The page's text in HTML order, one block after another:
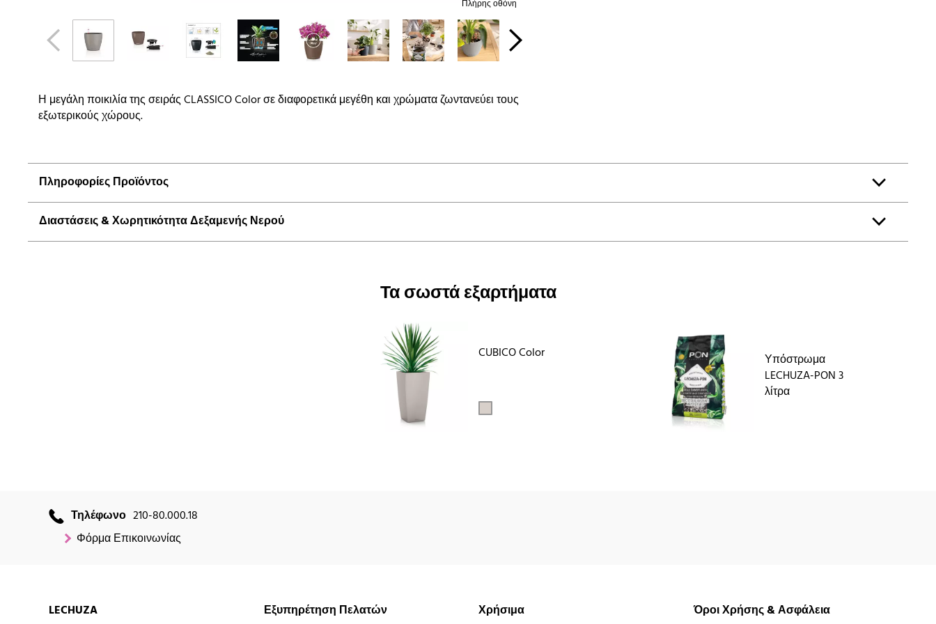
Πλήρης οθόνη
Η μεγάλη ποικιλία της σειράς CLASSICO Color σε διαφορετικά μεγέθη και χρώματα ζωντανεύει τους
εξωτερικούς χώρους.
Πληροφορίες Προϊόντος
Διαστάσεις & Χωρητικότητα Δεξαμενής Νερού
Τα σωστά εξαρτήματα
CUBICO Color
Υπόστρωμα
LECHUZA-PON 3
λίτρα
Τηλέφωνο 210-80.000.18
Φόρμα Επικοινωνίας
LECHUZA Εξυπηρέτηση Πελατών Χρήσιμα Όροι Χρήσης & Ασφάλεια